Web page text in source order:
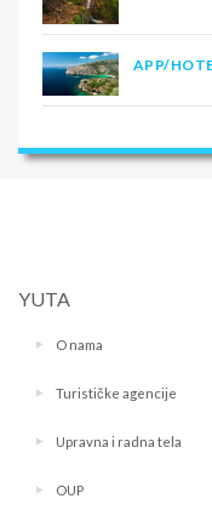
APP/
YUTA
O nama
Turističke agencije
Upravna i radna tela
OUP